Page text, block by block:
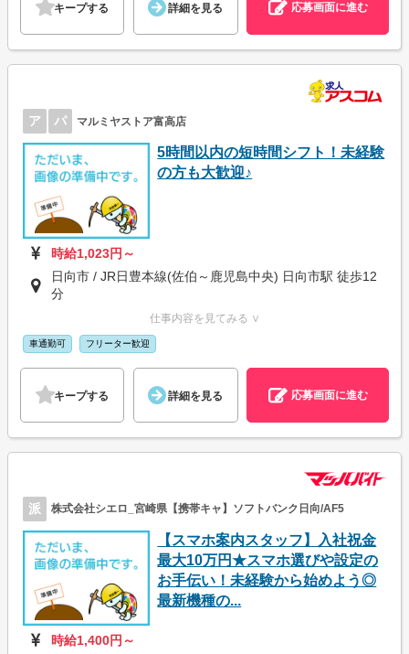
キープする 詳細を見る 応募画面に進む
ア パ マルミヤストア富高店
5時間以内の短時間シフト！未経験
の方も大歓迎♪
時給1,023円～
日向市 / JR日豊本線(佐伯～鹿児島中央) 日向市駅 徒歩12
分
仕事内容を見てみる ∨
車通勤可 フリーター歓迎
キープする 詳細を見る 応募画面に進む
派 株式会社シエロ_宮崎県【携帯キャ】ソフトバンク日向/AF5
【スマホ案内スタッフ】入社祝金
最大10万円★スマホ選びや設定の
お手伝い！未経験から始めよう◎
最新機種の...
時給1,400円～